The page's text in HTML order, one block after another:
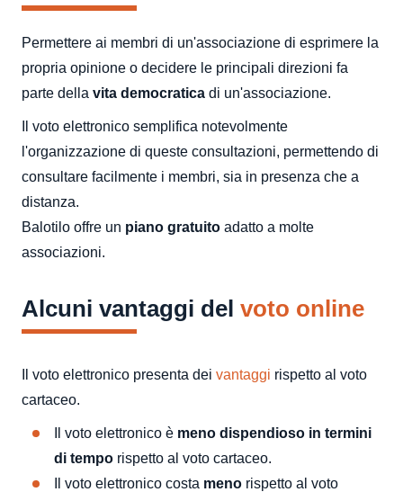
Permettere ai membri di un'associazione di esprimere la
propria opinione o decidere le principali direzioni fa
parte della vita democratica di un'associazione.
Il voto elettronico semplifica notevolmente
l'organizzazione di queste consultazioni, permettendo di
consultare facilmente i membri, sia in presenza che a
distanza.
Balotilo offre un piano gratuito adatto a molte
associazioni.
Alcuni vantaggi del voto online
Il voto elettronico presenta dei vantaggi rispetto al voto
cartaceo.
Il voto elettronico è meno dispendioso in termini
di tempo rispetto al voto cartaceo.
Il voto elettronico costa meno rispetto al voto